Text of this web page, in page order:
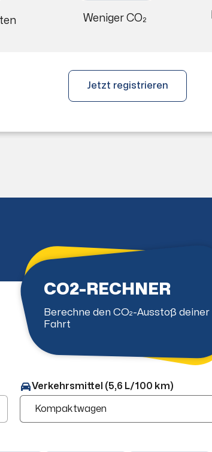
Weniger CO₂
Jetzt registrieren
CO2-RECHNER
Berechne den CO₂-Ausstoß deiner
Fahrt
Verkehrsmittel (5,6 L/100 km)